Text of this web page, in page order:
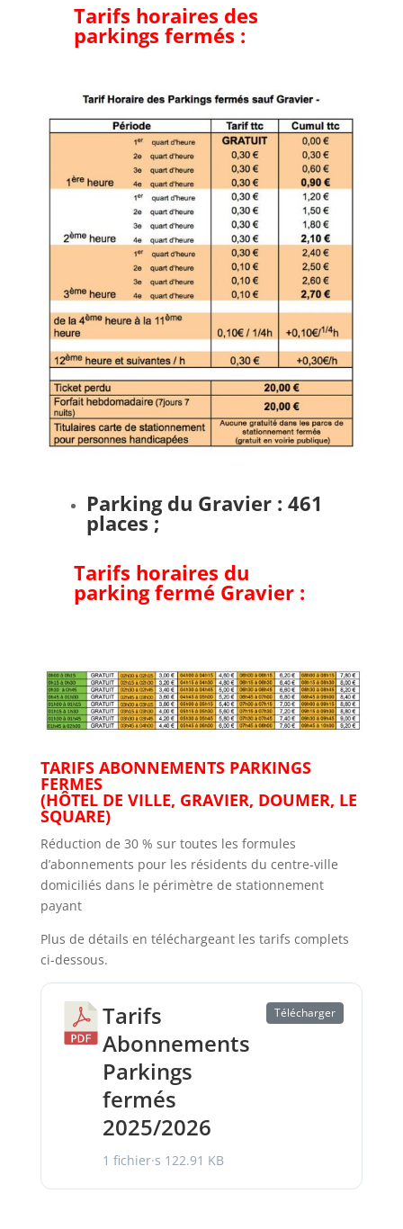
Tarifs horaires des
parkings fermés :
Parking du Gravier : 461
places ;
Tarifs horaires du
parking fermé Gravier :
TARIFS ABONNEMENTS PARKINGS
FERMES
(HÔTEL DE VILLE, GRAVIER, DOUMER, LE
SQUARE)
Réduction de 30 % sur toutes les formules
d’abonnements pour les résidents du centre-ville
domiciliés dans le périmètre de stationnement
payant
Plus de détails en téléchargeant les tarifs complets
ci-dessous.
Tarifs
Abonnements
Parkings
fermés
2025/2026
1 fichier·s 122.91 KB
Télécharger